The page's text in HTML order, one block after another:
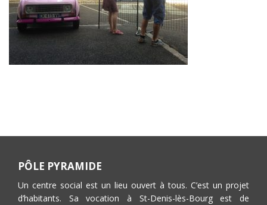
PÔLE PYRAMIDE
Un centre social est un lieu ouvert à tous. C’est un projet
d’habitants. Sa vocation à St-Denis-lès-Bourg est de